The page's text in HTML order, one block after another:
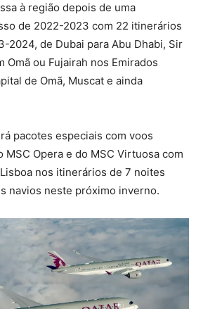
à região depois de uma
de 2022-2023 com 22 itinerários
2024, de Dubai para Abu Dhabi, Sir
Omã ou Fujairah nos Emirados
de Omã, Muscat e ainda
pacotes especiais com voos
MSC Opera e do MSC Virtuosa com
nos itinerários de 7 noites
navios neste próximo inverno.